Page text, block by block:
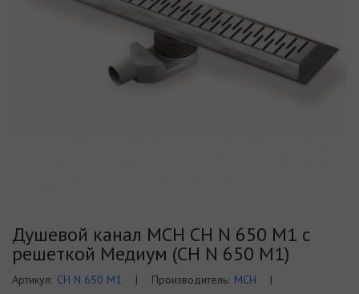
Душевой канал MCH CH N 650 M1 с
решеткой Медиум (CH N 650 M1)
Артикул: CH N 650 M1 | Производитель: MCH
|